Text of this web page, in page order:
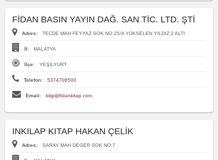
FİDAN BASIN YAYIN DAĞ. SAN TİC. LTD. ŞTİ
Adres: TECDE MAH FEYYAZ SOK NO:25/A YÜKSELEN YILDIZ 2 ALTI
İl: MALATYA
İlçe: YEŞİLYURT
Telefon: 5374706500
Email: bilgi@fidankitap.com
INKILAP KITAP HAKAN ÇELİK
Adres: SARAY MAH DEGER SOK NO:7